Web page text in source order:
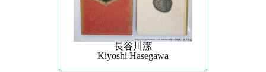
長谷川潔
Kiyoshi Hasegawa